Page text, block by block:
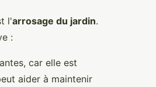
l'arrosage du jardin.
:
car elle est
aider à maintenir